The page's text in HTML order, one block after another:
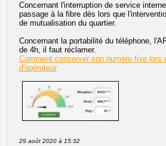
Concernant l'interruption de service
passage à la fibre dès lors que
de mutualisation du quartier.
Concernant la portabilité du téléphone,
de 4h, il faut réclamer.
Comment conserver son numéro fixe lors
d'opérateur
29 août 2020 à 15:32